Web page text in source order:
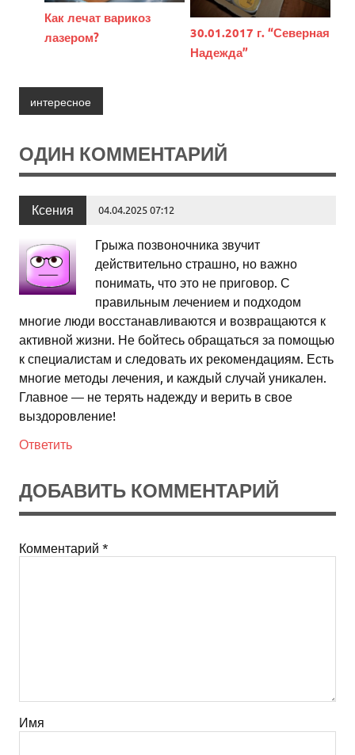
Как лечат варикоз
лазером?
30.01.2017 г. “Северная
Надежда”
интересное
ОДИН КОММЕНТАРИЙ
Ксения 04.04.2025 07:12
Грыжа позвоночника звучит
действительно страшно, но важно
понимать, что это не приговор. С
правильным лечением и подходом
многие люди восстанавливаются и возвращаются к
активной жизни. Не бойтесь обращаться за помощью
к специалистам и следовать их рекомендациям. Есть
многие методы лечения, и каждый случай уникален.
Главное — не терять надежду и верить в свое
выздоровление!
Ответить
ДОБАВИТЬ КОММЕНТАРИЙ
Комментарий *
Имя